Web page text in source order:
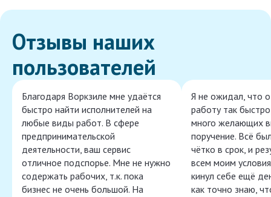
Отзывы наших
пользователей
Благодаря Воркзиле мне удаётся
быстро найти исполнителей на
любые виды работ. В сфере
предпринимательской
деятельности, ваш сервис
отличное подспорье. Мне не нужно
содержать рабочих, т.к. пока
бизнес не очень большой. На
Я не ожидал, что
работу так
много желающих
поручение. Всё
чётко в срок, и
всем моим
кинул себе ещё
как точно знаю,